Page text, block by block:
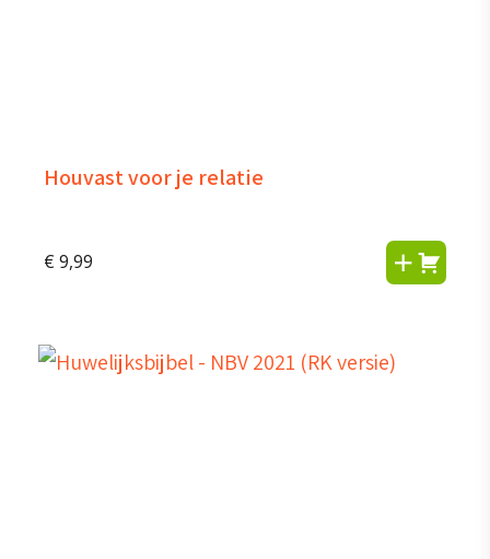
Houvast voor je relatie
€ 9,99